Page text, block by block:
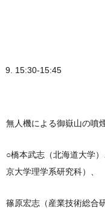
15:30-15:45
無人機による御嶽山の噴
○橋本武志（北海道大学
京大学理学系研究科）、
篠原宏志（産業技術総合